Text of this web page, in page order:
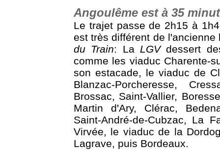
Angoulême est à 35
Le trajet passe de 2h15 à
est très différent de
du Train: La LGVdessert
comme les viaduc Charente-
son estacade, le viaduc de
Blanzac-Porcheresse,
Brossac, Saint-Vallier,
Martin d'Ary, Clérac,
Saint-André-de-Cubzac, La
Virvée, le viaduc de la
Lagrave, puis Bordeaux.